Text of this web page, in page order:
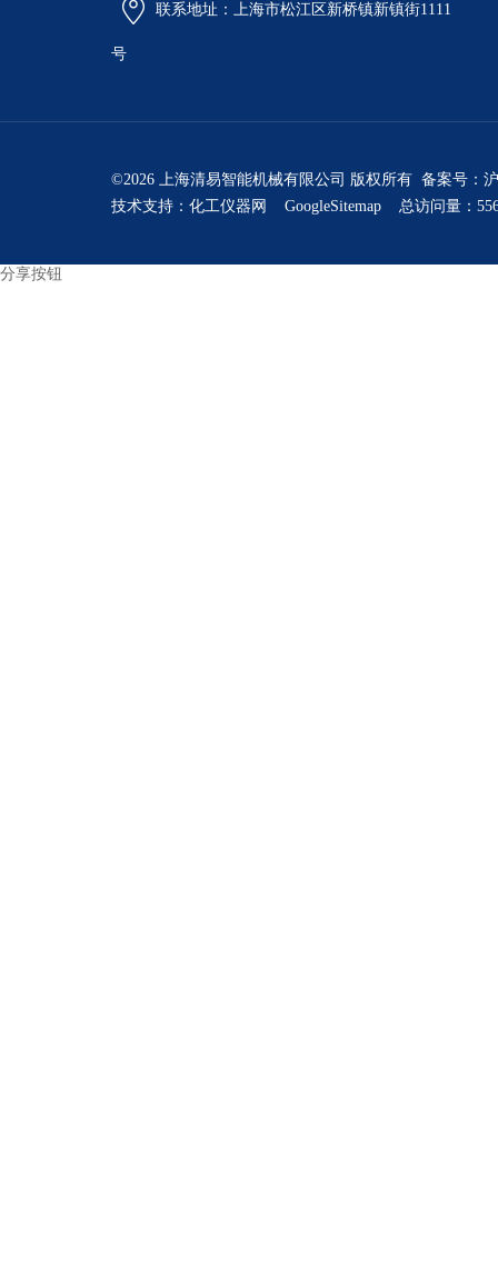
联系地址：上海市松江区新桥镇新镇街1111
号
©2026 上海清易智能机械有限公司 版权所有 备案号：
技术支持： 化工仪器网 GoogleSitemap 总访问量：
分享按钮